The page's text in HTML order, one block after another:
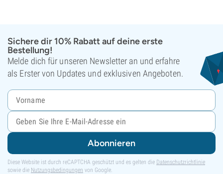
Sichere dir 10% Rabatt auf deine erste
Bestellung!
Melde dich für unseren Newsletter an und erfahre
als Erster von Updates und exklusiven Angeboten.
Abonnieren
Diese Website ist durch reCAPTCHA geschützt und es gelten die Datenschutzrichtlinie
sowie die Nutzungsbedingungen von Google.